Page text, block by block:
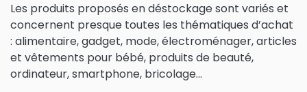
Les produits proposés en déstockage sont variés et
concernent presque toutes les thématiques d’achat
: alimentaire, gadget, mode, électroménager, articles
et vêtements pour bébé, produits de beauté,
ordinateur, smartphone, bricolage…